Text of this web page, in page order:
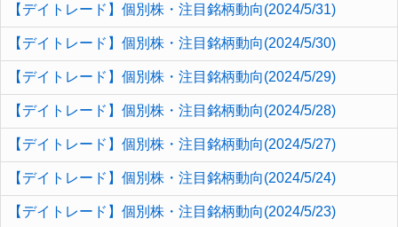
【デイトレード】個別株・注目銘柄動向(2024/5/31)
【デイトレード】個別株・注目銘柄動向(2024/5/30)
【デイトレード】個別株・注目銘柄動向(2024/5/29)
【デイトレード】個別株・注目銘柄動向(2024/5/28)
【デイトレード】個別株・注目銘柄動向(2024/5/27)
【デイトレード】個別株・注目銘柄動向(2024/5/24)
【デイトレード】個別株・注目銘柄動向(2024/5/23)